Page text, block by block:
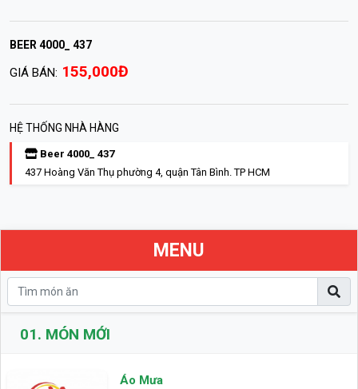
BEER 4000_ 437
GIÁ BÁN: 155,000Đ
HỆ THỐNG NHÀ HÀNG
Beer 4000_ 437
437 Hoàng Văn Thụ phường 4, quận Tân Bình. TP HCM
MENU
01. MÓN MỚI
Áo Mưa